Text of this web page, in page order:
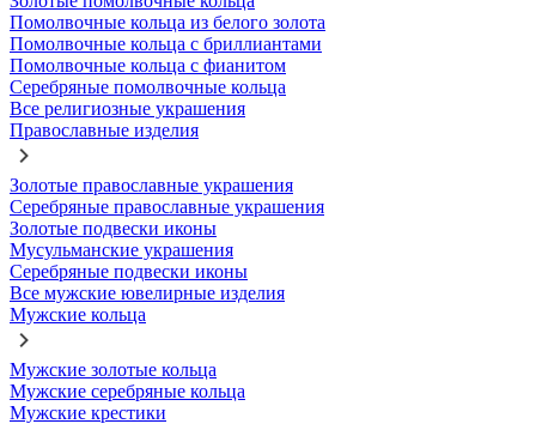
Помолвочные кольца из белого золота
Помолвочные кольца с бриллиантами
Помолвочные кольца с фианитом
Серебряные помолвочные кольца
Все религиозные украшения
Православные изделия
Золотые православные украшения
Серебряные православные украшения
Золотые подвески иконы
Мусульманские украшения
Серебряные подвески иконы
Все мужские ювелирные изделия
Мужские кольца
Мужские золотые кольца
Мужские серебряные кольца
Мужские крестики